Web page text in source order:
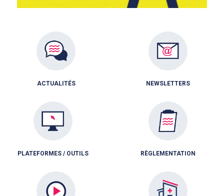
ACTUALITÉS NEWSLETTERS
PLATEFORMES / OUTILS RÈGLEMENTATION